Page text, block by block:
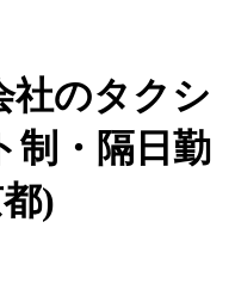
社のタクシ
制・隔日勤
)